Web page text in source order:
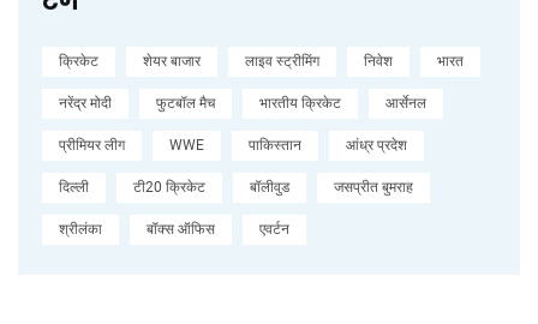
क्रिकेट शेयर बाजार लाइव स्ट्रीमिंग निवेश भारत
नरेंद्र मोदी फुटबॉल मैच भारतीय क्रिकेट आर्सेनल
प्रीमियर लीग WWE पाकिस्तान आंध्र प्रदेश
दिल्ली टी20 क्रिकेट बॉलीवुड जसप्रीत बुमराह
श्रीलंका बॉक्स ऑफिस एवर्टन